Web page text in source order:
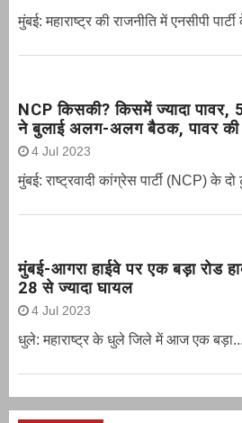
मुंबई: महाराष्ट्र की राजनीति में एनसीपी
NCP किसकी? किसमें ज्यादा पावर,
ने बुलाई अलग-अलग बैठक, पावर
4 Jul 2023
मुंबई: राष्ट्रवादी कांग्रेस पार्टी (NCP) के
मुंबई-आगरा हाईवे पर एक बड़ा रोड
28 से ज्यादा घायल
4 Jul 2023
धुले: महाराष्ट्र के धुले जिले में आज एक बड़ा...